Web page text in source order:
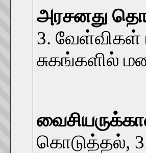
அரசனது
3. வேள்விகள்
சுகங்களில்
கொடுத்தல்,